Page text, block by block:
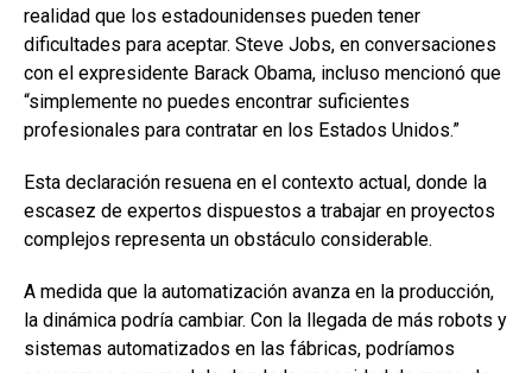
realidad que los estadounidenses pueden tener
dificultades para aceptar. Steve Jobs, en conversaciones
con el expresidente Barack Obama, incluso mencionó que
“simplemente no puedes encontrar suficientes
profesionales para contratar en los Estados Unidos.”
Esta declaración resuena en el contexto actual, donde la
escasez de expertos dispuestos a trabajar en proyectos
complejos representa un obstáculo considerable.
A medida que la automatización avanza en la producción,
la dinámica podría cambiar. Con la llegada de más robots y
sistemas automatizados en las fábricas, podríamos